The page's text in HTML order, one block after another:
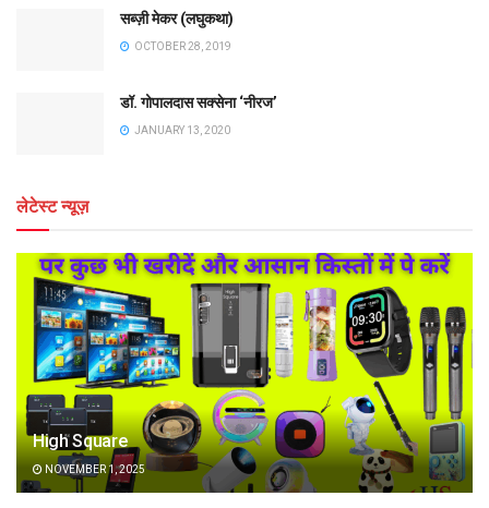
सब्ज़ी मेकर (लघुकथा)
OCTOBER 28, 2019
डॉ. गोपालदास सक्सेना ‘नीरज’
JANUARY 13, 2020
लेटेस्ट न्यूज़
High Square
NOVEMBER 1, 2025